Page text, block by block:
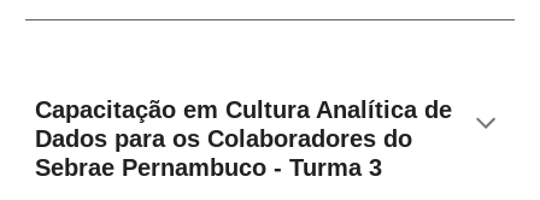
Capacitação em Cultura Analítica de
Dados para os Colaboradores do
Sebrae Pernambuco - Turma 3